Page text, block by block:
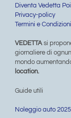
Diventa Vedetta
Privacy-policy
Termini e
VEDETTA si
giornaliere di
mondo aumentando
location.
Guide utili
Noleggio auto 2025